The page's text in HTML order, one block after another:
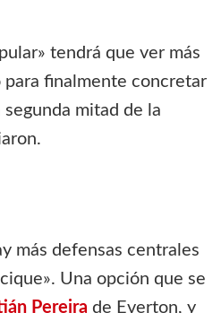
tendrá que ver más
finalmente concretar
mitad de la
más defensas centrales
Una opción que se
Pereira de Everton, y